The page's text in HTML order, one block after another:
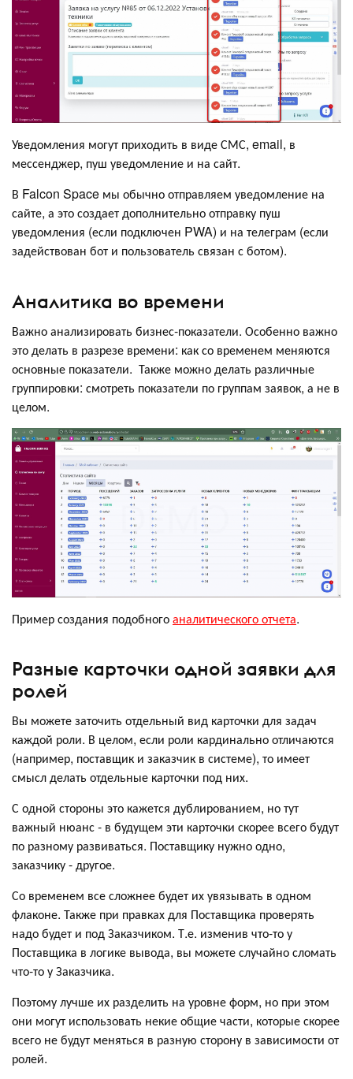
Уведомления могут приходить в виде СМС, email, в
мессенджер, пуш уведомление и на сайт.
В Falcon Space мы обычно отправляем уведомление на
сайте, а это создает дополнительно отправку пуш
уведомления (если подключен PWA) и на телеграм (если
задействован бот и пользователь связан с ботом).
Аналитика во времени
Важно анализировать бизнес-показатели. Особенно важно
это делать в разрезе времени: как со временем меняются
основные показатели. Также можно делать различные
группировки: смотреть показатели по группам заявок, а не в
целом.
Пример создания подобногоаналитического отчета.
Разные карточки одной заявки для
ролей
Вы можете заточить отдельный вид карточки для задач
каждой роли. В целом, если роли кардинально отличаются
(например, поставщик и заказчик в системе), то имеет
смысл делать отдельные карточки под них.
С одной стороны это кажется дублированием, но тут
важный нюанс - в будущем эти карточки скорее всего будут
по разному развиваться. Поставщику нужно одно,
заказчику - другое.
Со временем все сложнее будет их увязывать в одном
флаконе. Также при правках для Поставщика проверять
надо будет и под Заказчиком. Т.е. изменив что-то у
Поставщика в логике вывода, вы можете случайно сломать
что-то у Заказчика.
Поэтому лучше их разделить на уровне форм, но при этом
они могут использовать некие общие части, которые скорее
всего не будут меняться в разную сторону в зависимости от
ролей.